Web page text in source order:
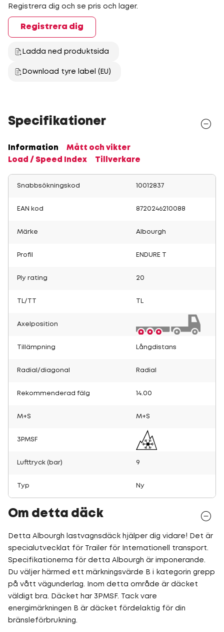
Registrera dig och se pris och lager.
Registrera dig
Ladda ned produktsida
Download tyre label (EU)
Specifikationer
Information
Mått och vikter
Load / Speed Index
Tillverkare
Snabbsökningskod 10012837
EAN kod 8720246210088
Märke Albourgh
Profil ENDURE T
Ply rating 20
TL/TT
Axelposition
Tillämpning Långdistans
Radial/diagonal Radial
Rekommenderad fälg 14.00
M+S M+S
3PMSF
Lufttryck (bar) 9
Typ Ny
Om detta däck
Detta Albourgh lastvagnsdäck hjälper dig vidare! Det är
specialutvecklat för Trailer för Internationell transport.
Specifikationerna för detta Albourgh är imponerande.
Du väljer härmed ett märkningsvärde B i kategorin grepp
på vått vägunderlag. Inom detta område är däcket
väldigt bra. Däcket har 3PMSF. Tack vare
energimärkningen B är däcket fördelaktig för din
bränsleförbrukning.